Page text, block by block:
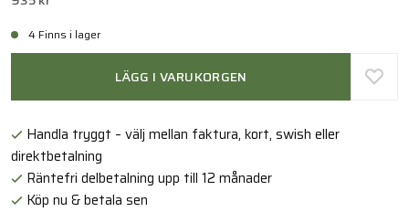
4 Finns i lager
LÄGG I VARUKORGEN
Handla tryggt – välj mellan faktura, kort, swish eller
direktbetalning
Räntefri delbetalning upp till 12 månader
Köp nu & betala sen